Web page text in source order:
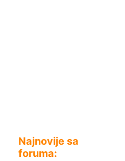
Najnovije sa
foruma: